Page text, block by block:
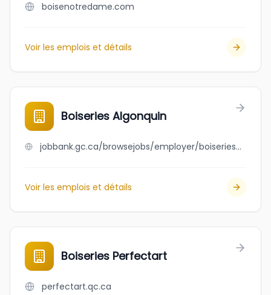
boisenotredame.com
Voir les emplois et détails
Boiseries Algonquin
jobbank.gc.ca/browsejobs/employer/boiseries+algonquin/ca
Voir les emplois et détails
Boiseries Perfectart
perfectart.qc.ca